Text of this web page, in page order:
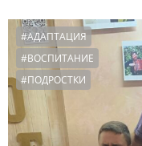
#АДАПТАЦИЯ
#ВОСПИТАНИЕ
#ПОДРОСТКИ